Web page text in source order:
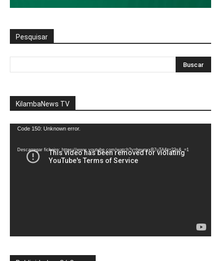
Pesquisar
KilambaNews TV
Reprodutor
vídeo
Code 150: Unknown error.
Descarregar ficheiro: https://www.youtube.com/watch?v=heunxxB7uTA&t=22s&_=1